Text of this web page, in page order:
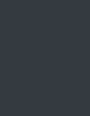
осмотра.
пунктов
и адреса.
осмотра.
и адреса.